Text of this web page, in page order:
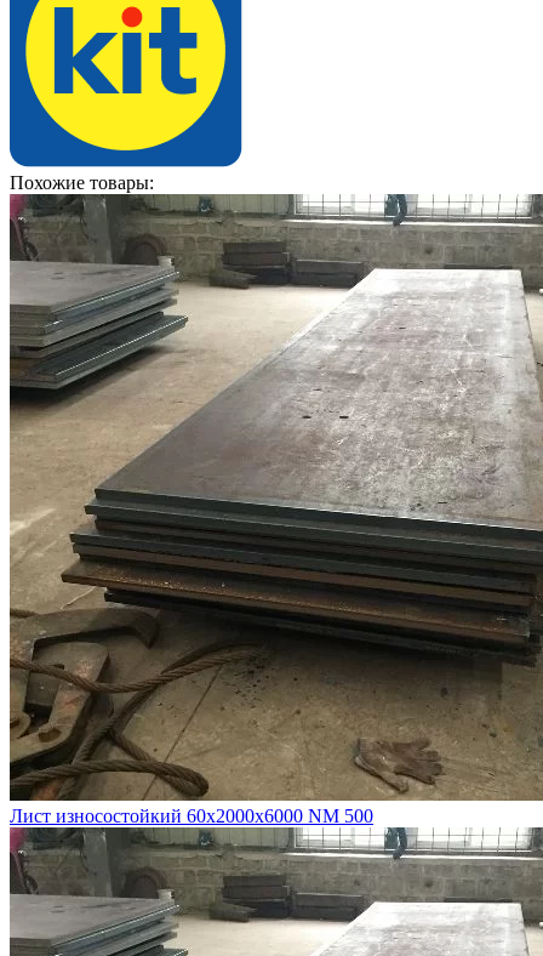
Похожие товары:
Лист износостойкий 60х2000х6000 NM 500